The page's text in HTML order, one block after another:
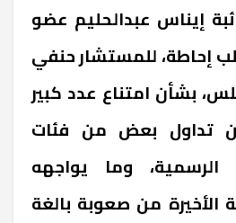
إيناس عبدالحليم عضو
إحاطة، للمستشار حنفي
بشأن امتناع عدد كبير
تداول بعض من فئات
الرسمية، وما يواجهه
الأخيرة من صعوبة بالغة